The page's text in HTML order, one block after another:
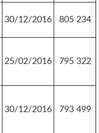
30/12/2016 805 234
25/02/2016 795 322
30/12/2016 793 499